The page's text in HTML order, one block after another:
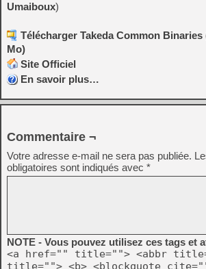
Umaiboux)
Télécharger Takeda Common Binaries
Mo)
Site Officiel
En savoir plus…
Commentaire ¬
Votre adresse e-mail ne sera pas publiée.
obligatoires sont indiqués avec *
NOTE - Vous pouvez utilisez ces tags et
<a href="" title=""> <abbr
title=""> <b> <blockquote